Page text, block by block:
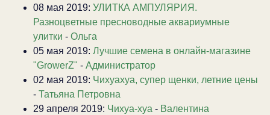
08 мая 2019: УЛИТКА АМПУЛЯРИЯ.
Разноцветные пресноводные аквариумные
улитки - Ольга
05 мая 2019: Лучшие семена в онлайн-магазине
"GrowerZ" - Администратор
02 мая 2019: Чихуахуа, супер щенки, летние цены
- Татьяна Петровна
29 апреля 2019: Чихуа-хуа - Валентина